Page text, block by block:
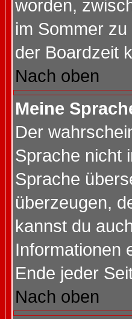
worden,
im Sommer
der Boardzeit
Nach oben
Meine
Der
Sprache nicht
Sprache
überzeugen,
kannst du
Informationen
Ende jeder
Nach oben